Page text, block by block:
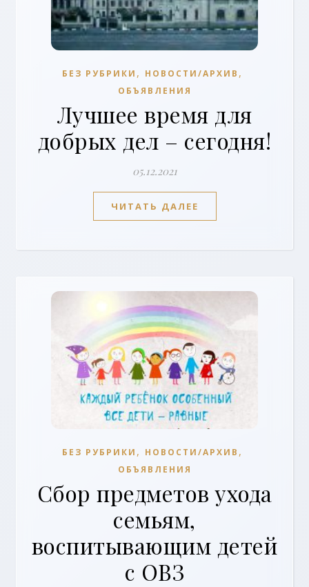
БЕЗ РУБРИКИ , НОВОСТИ/АРХИВ ,
ОБЪЯВЛЕНИЯ
Лучшее время для
добрых дел – сегодня!
05.12.2021
ЧИТАТЬ ДАЛЕЕ
БЕЗ РУБРИКИ , НОВОСТИ/АРХИВ ,
ОБЪЯВЛЕНИЯ
Сбор предметов ухода
семьям,
воспитывающим детей
с ОВЗ